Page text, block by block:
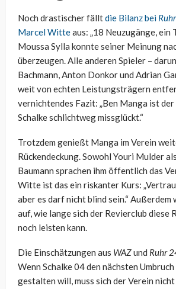
Noch drastischer fälltdie Bilanz bei
Marcel Witteaus: „18 Neuzugänge, ein
Moussa Sylla konnte seiner Meinung
überzeugen. Alle anderen Spieler –
Bachmann, Anton Donkor und Adrian
weit von echten Leistungsträgern
vernichtendes Fazit: „Ben Manga ist der
Schalke schlichtweg missglückt.“
Trotzdem genießt Manga im Verein
Rückendeckung. Sowohl Youri Mulder
Baumann sprachen ihm öffentlich das
Witte ist das ein riskanter Kurs:
aber es darf nicht blind sein.“
auf, wie lange sich der Revierclub diese
noch leisten kann.
Die Einschätzungen aus WAZund Ruhr
Wenn Schalke 04 den nächsten
gestalten will, muss sich der Verein